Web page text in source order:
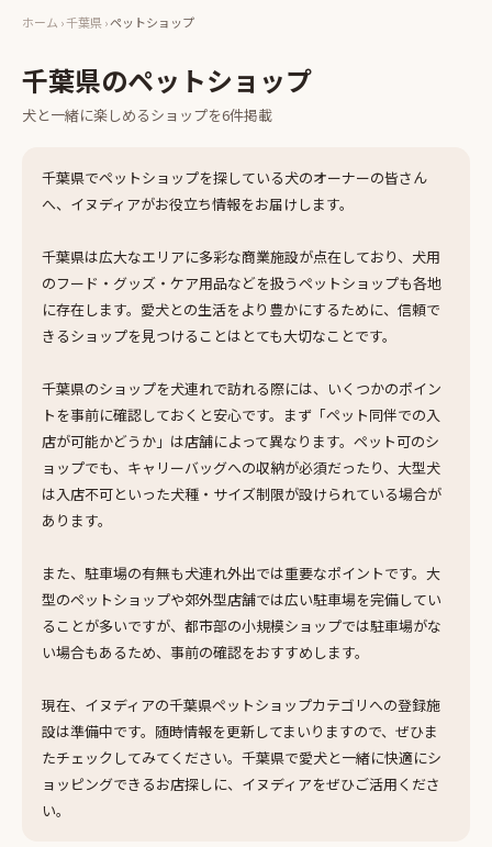
ホーム ›千葉県›ペットショップ
千葉県のペットショップ
犬と一緒に楽しめるショップを6件掲載
千葉県でペットショップを探している犬のオーナーの皆さん
へ、イヌディアがお役立ち情報をお届けします。
千葉県は広大なエリアに多彩な商業施設が点在しており、犬用
のフード・グッズ・ケア用品などを扱うペットショップも各地
に存在します。愛犬との生活をより豊かにするために、信頼で
きるショップを見つけることはとても大切なことです。
千葉県のショップを犬連れで訪れる際には、いくつかのポイン
トを事前に確認しておくと安心です。まず「ペット同伴での入
店が可能かどうか」は店舗によって異なります。ペット可のシ
ョップでも、キャリーバッグへの収納が必須だったり、大型犬
は入店不可といった犬種・サイズ制限が設けられている場合が
あります。
また、駐車場の有無も犬連れ外出では重要なポイントです。大
型のペットショップや郊外型店舗では広い駐車場を完備してい
ることが多いですが、都市部の小規模ショップでは駐車場がな
い場合もあるため、事前の確認をおすすめします。
現在、イヌディアの千葉県ペットショップカテゴリへの登録施
設は準備中です。随時情報を更新してまいりますので、ぜひま
たチェックしてみてください。千葉県で愛犬と一緒に快適にシ
ョッピングできるお店探しに、イヌディアをぜひご活用くださ
い。